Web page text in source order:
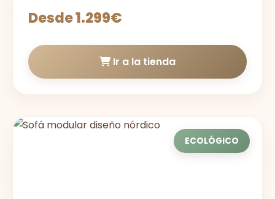
Desde 1.299€
Ir a la tienda
ECOLÓGICO